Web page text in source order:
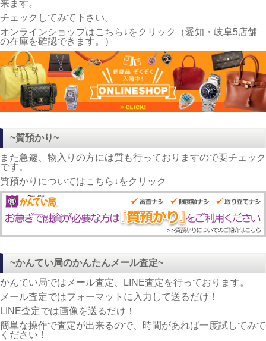
来ます。
チェックしてみて下さい。
オンラインショップはこちら↓をクリック（愛知・岐阜5店舗
の在庫を確認できます。）
~質預かり~
また急遽、物入りの方には質も行っておりますので要チェック
です。
質預かりについてはこちら↓をクリック
~かんてい局のかんたんメール査定~
かんてい局ではメール査定、LINE査定を行っております。
メール査定ではフォーマットに入力して送るだけ！
LINE査定では画像を送るだけ！
簡単な操作で査定が出来るので、時間があれば一度試してみて
ください！